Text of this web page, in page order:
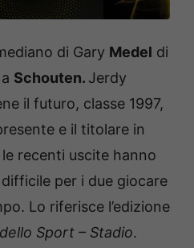
di Gary Medel di
Schouten. Jerdy
il futuro, classe 1997,
e il titolare in
recenti uscite hanno
per i due giocare
Lo riferisce l’edizione
Sport – Stadio.